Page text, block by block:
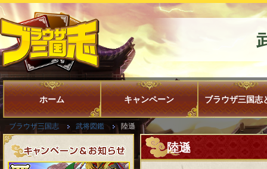
ホーム キャンペーン ブラウザ三国志
ブラウザ三国志 武将図鑑 陸遜
陸遜